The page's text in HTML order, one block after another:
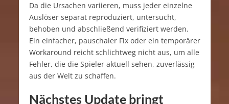
Da die Ursachen variieren, muss jeder einzelne
Auslöser separat reproduziert, untersucht,
behoben und abschließend verifiziert werden.
Ein einfacher, pauschaler Fix oder ein temporärer
Workaround reicht schlichtweg nicht aus, um alle
Fehler, die die Spieler aktuell sehen, zuverlässig
aus der Welt zu schaffen.
Nächstes Update bringt